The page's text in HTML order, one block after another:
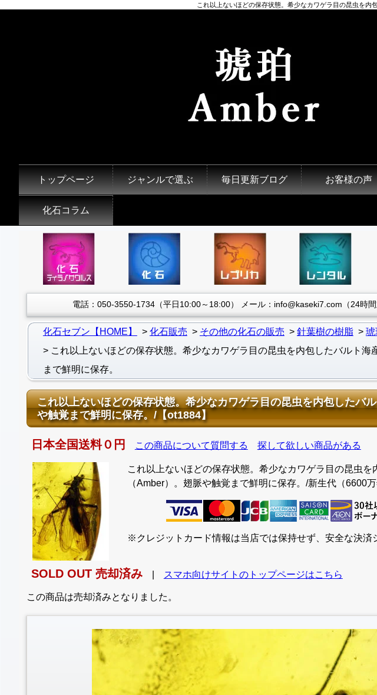
これ以上ないほどの保存状態。希少なカワゲラ目の昆虫を
トップページ ジャンルで選ぶ 毎日更新ブログ お客様の声
化石コラム
電話：050-3550-1734（平日10:00～18:00） メール：info@kaseki7.com（24時間
化石セブン【HOME】 化石販売 その他の化石の販売 針葉樹の樹脂
琥
これ以上ないほどの保存状態。希少なカワゲラ目の昆虫を内包したバルト海
まで鮮明に保存。
これ以上ないほどの保存状態。希少なカワゲラ目の昆虫を内包したバ
や触覚まで鮮明に保存。/【ot1884】
日本全国送料０円 この商品について質問する 探して欲しい商品がある
これ以上ないほどの保存状態。希少なカワゲラ目の昆虫を
（Amber）。翅脈や触覚まで鮮明に保存。/新生代（6600
※クレジットカード情報は当店では保持せず、安全な決済
SOLD OUT 売却済み| スマホ向けサイトのトップページはこちら
この商品は売却済みとなりました。